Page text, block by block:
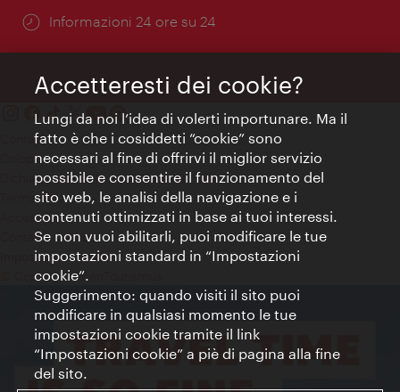
Öffnungszeiten:
Informazioni 24 ore su 24
Contatti
Colophon
Dichiarazione sulla protezione dei dati
Terms of Use
Accessibilità
Contatto stampa
Impostazioni cookie
© Copyright WienTourismus
Accetteresti dei cookie?
Lungi da noi l’idea di volerti importunare. Ma il
fatto è che i cosiddetti “cookie” sono
necessari al fine di offrirvi il miglior servizio
possibile e consentire il funzionamento del
sito web, le analisi della navigazione e i
contenuti ottimizzati in base ai tuoi interessi.
Se non vuoi abilitarli, puoi modificare le tue
impostazioni standard in “Impostazioni
cookie”.
Suggerimento: quando visiti il sito puoi
modificare in qualsiasi momento le tue
impostazioni cookie tramite il link
“Impostazioni cookie” a piè di pagina alla fine
del sito.